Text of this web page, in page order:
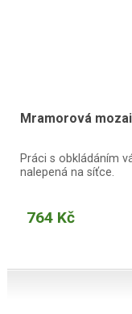
Mramorová
Práci s obkládáním
nalepená na síťce.
764 Kč